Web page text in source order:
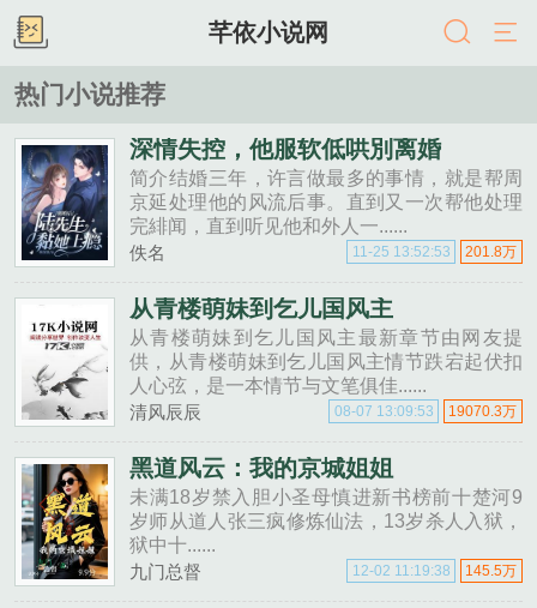
芊依小说网
热门小说推荐
深情失控，他服软低哄別离婚
简介结婚三年，许言做最多的事情，就是帮周
京延处理他的风流后事。直到又一次帮他处理
完緋闻，直到听见他和外人一......
佚名 201.8万
11-25 13:52:53
从青楼萌妹到乞儿国风主
从青楼萌妹到乞儿国风主最新章节由网友提
供，从青楼萌妹到乞儿国风主情节跌宕起伏扣
人心弦，是一本情节与文笔俱佳......
清风辰辰 19070.3万
08-07 13:09:53
黑道风云：我的京城姐姐
未满18岁禁入胆小圣母慎进新书榜前十楚河9
岁师从道人张三疯修炼仙法，13岁杀人入狱，
狱中十......
九门总督 145.5万
12-02 11:19:38